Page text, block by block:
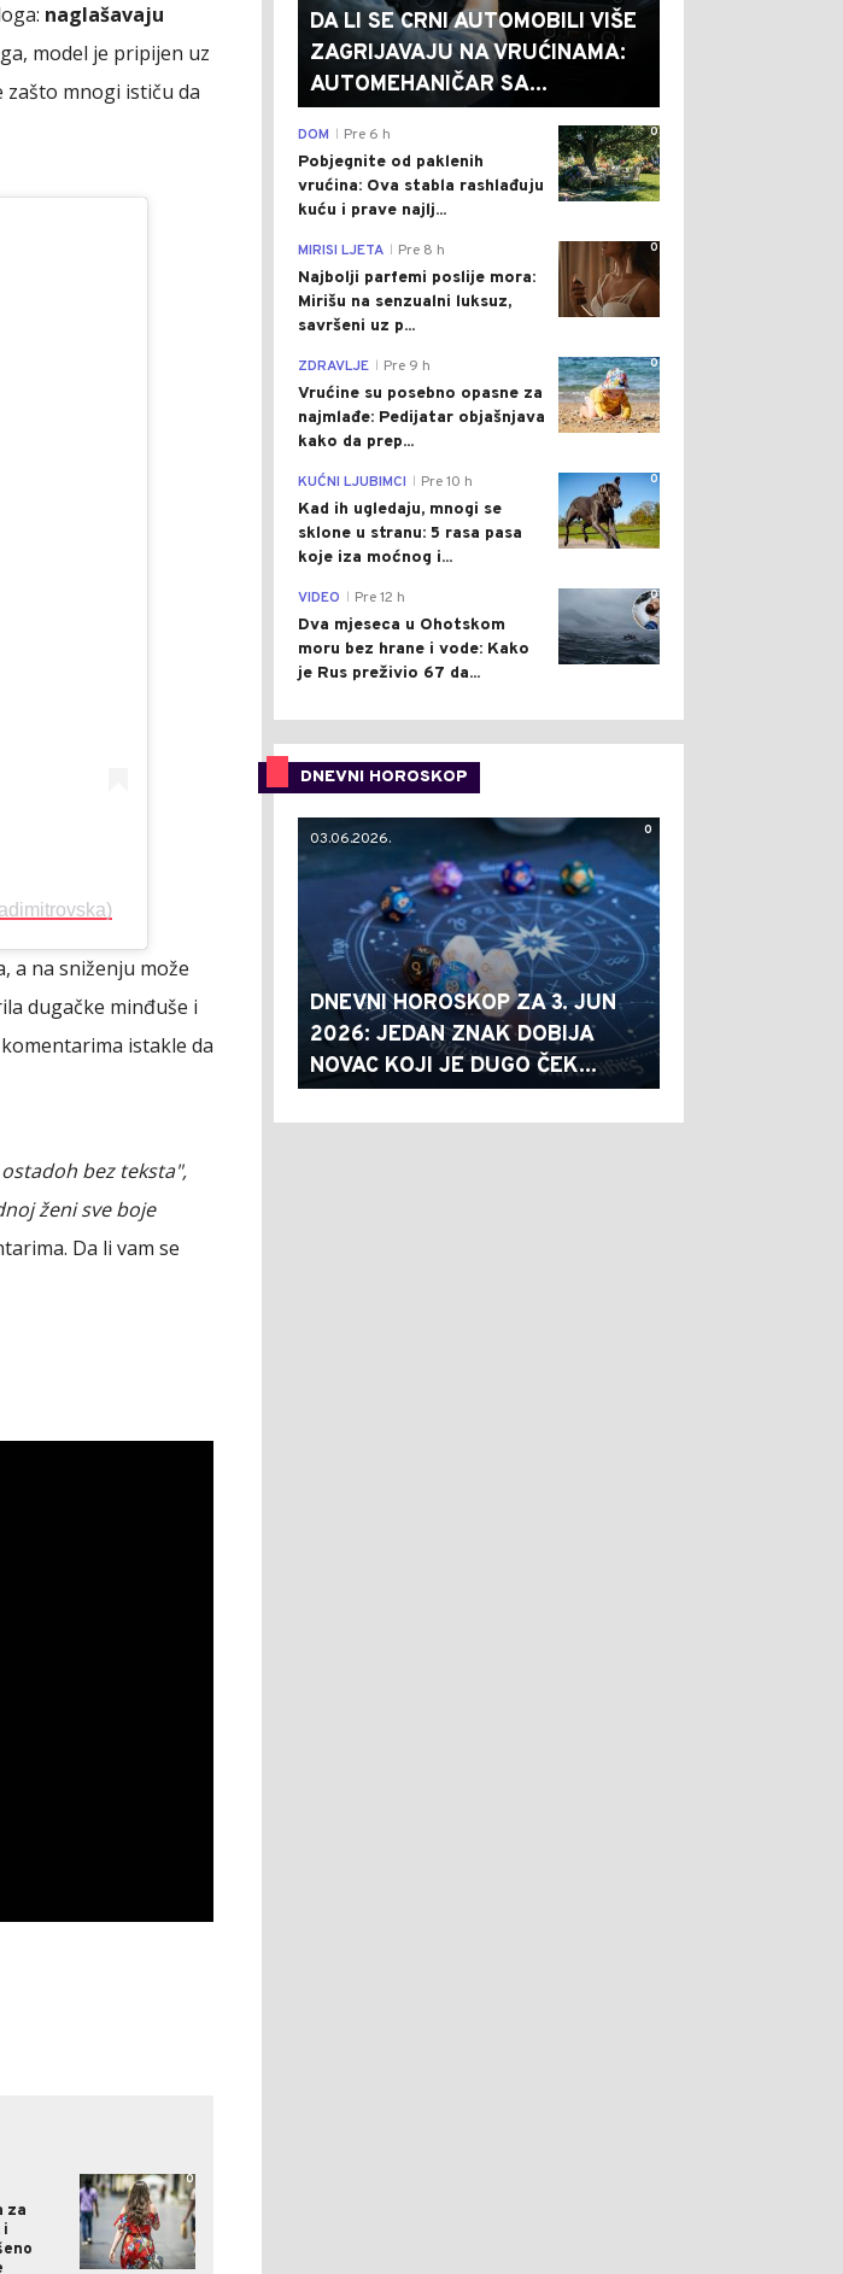
naglašavaju
model je pripijen uz
mnogi ističu da
a na sniženju može
dugačke minđuše i
istakle da
bez teksta",
ženi sve boje
Da li vam se
za
i
0
DA LI SE CRNI AUTOMOBILI VIŠE
ZAGRIJAVAJU NA VRUĆINAMA:
AUTOMEHANIČAR SA...
0
DOM Pre 6 h
Pobjegnite od paklenih
vrućina: Ova stabla rashlađuju
kuću i prave najlj...
0
MIRISI LJETA Pre 8 h
Najbolji parfemi poslije mora:
Mirišu na senzualni luksuz,
savršeni uz p...
0
ZDRAVLJE Pre 9 h
Vrućine su posebno opasne za
najmlađe: Pedijatar objašnjava
kako da prep...
0
KUĆNI LJUBIMCI Pre 10 h
Kad ih ugledaju, mnogi se
sklone u stranu: 5 rasa pasa
koje iza moćnog i...
0
VIDEO Pre 12 h
Dva mjeseca u Ohotskom
moru bez hrane i vode: Kako
je Rus preživio 67 da...
DNEVNI HOROSKOP
0
03.06.2026.
DNEVNI HOROSKOP ZA 3. JUN
2026: JEDAN ZNAK DOBIJA
NOVAC KOJI JE DUGO ČEK...